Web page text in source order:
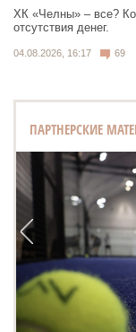
ХК «Челны» – все?
отсутствия денег.
04.08.2026, 16:17 69
ПАРТНЕРСКИЕ